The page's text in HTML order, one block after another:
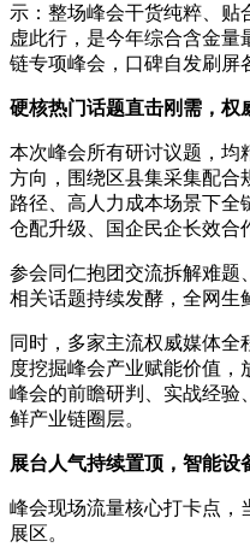
示：整场峰会干货纯粹、贴
虚此行，是今年综合含金量
链专项峰会，口碑自发刷屏
硬核热门话题直击刚需，权
本次峰会所有研讨议题，均
方向，围绕区县集采集配合
路径、高人力成本场景下
仓配升级、国企民企长效合
参会同仁抱团交流拆解难题
相关话题持续发酵，全网生
同时，多家主流权威媒体全
度挖掘峰会产业赋能价值，
峰会的前瞻研判、实战经验
鲜产业链圈层。
展台人气持续置顶，智能设
峰会现场流量核心打卡点，
展区。